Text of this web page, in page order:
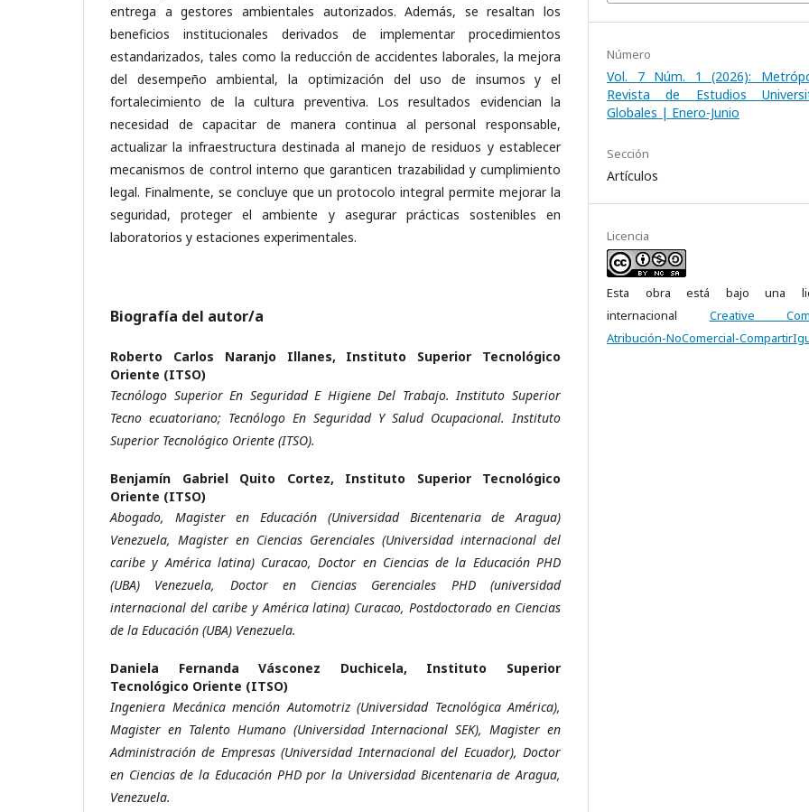
entrega a gestores ambientales autorizados. Además, se resaltan los
beneficios institucionales derivados de implementar procedimientos
estandarizados, tales como la reducción de accidentes laborales, la mejora
del desempeño ambiental, la optimización del uso de insumos y el
fortalecimiento de la cultura preventiva. Los resultados evidencian la
necesidad de capacitar de manera continua al personal responsable,
actualizar la infraestructura destinada al manejo de residuos y establecer
mecanismos de control interno que garanticen trazabilidad y cumplimiento
legal. Finalmente, se concluye que un protocolo integral permite mejorar la
seguridad, proteger el ambiente y asegurar prácticas sostenibles en
laboratorios y estaciones experimentales.
Biografía del autor/a
Roberto Carlos Naranjo Illanes, Instituto Superior Tecnológico
Oriente (ITSO)
Tecnólogo Superior En Seguridad E Higiene Del Trabajo. Instituto Superior
Tecno ecuatoriano; Tecnólogo En Seguridad Y Salud Ocupacional. Instituto
Superior Tecnológico Oriente (ITSO).
Benjamín Gabriel Quito Cortez, Instituto Superior Tecnológico
Oriente (ITSO)
Abogado, Magister en Educación (Universidad Bicentenaria de Aragua)
Venezuela, Magister en Ciencias Gerenciales (Universidad internacional del
caribe y América latina) Curacao, Doctor en Ciencias de la Educación PHD
(UBA) Venezuela, Doctor en Ciencias Gerenciales PHD (universidad
internacional del caribe y América latina) Curacao, Postdoctorado en Ciencias
de la Educación (UBA) Venezuela.
Daniela Fernanda Vásconez Duchicela, Instituto Superior
Tecnológico Oriente (ITSO)
Ingeniera Mecánica mención Automotriz (Universidad Tecnológica América),
Magister en Talento Humano (Universidad Internacional SEK), Magister en
Administración de Empresas (Universidad Internacional del Ecuador), Doctor
en Ciencias de la Educación PHD por la Universidad Bicentenaria de Aragua,
Venezuela.
Número
Vol. 7 Núm. 1 (2026):
Revista de Estudios
Globales | Enero-Junio
Sección
Artículos
Licencia
Esta obra está bajo una
internacional Creative
Atribución-NoComercial-